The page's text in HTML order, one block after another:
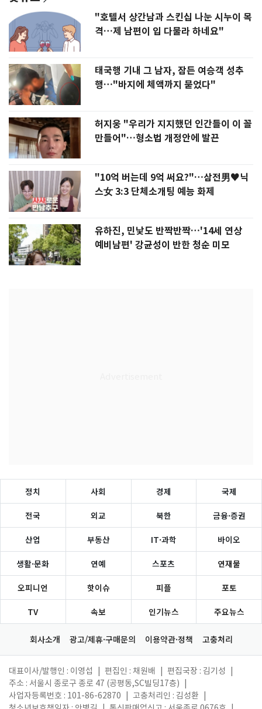
"호텔서 상간남과 스킨십 나눈 시누이 목
격…제 남편이 입 다물라 하네요"
태국행 기내 그 남자, 잠든 여승객 성추
행…"바지에 체액까지 묻었다"
허지웅 "우리가 지지했던 인간들이 이 꼴
만들어"…형소법 개정안에 발끈
"10억 버는데 9억 써요?"…삼전男♥닉
스女 3:3 단체소개팅 예능 화제
유하진, 민낯도 반짝반짝…'14세 연상
예비남편' 강균성이 반한 청순 미모
정치 사회 경제 국제
전국 외교 북한 금융·증권
산업 부동산 IT·과학 바이오
생활·문화 연예 스포츠 연재물
오피니언 핫이슈 피플 포토
TV 속보 인기뉴스 주요뉴스
회사소개 광고/제휴·구매문의 이용약관·정책 고충처리
대표이사/발행인 : 이영섭 편집인 : 채원배 편집국장 : 김기성
주소 : 서울시 종로구 종로 47 (공평동,SC빌딩17층)
사업자등록번호 : 101-86-62870
고충처리인 : 김성환